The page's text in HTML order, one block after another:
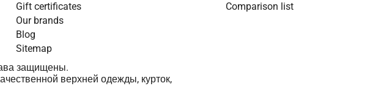
Gift certificates
Our brands
Blog
Sitemap
Comparison list
защищены.
верхней одежды, курток,